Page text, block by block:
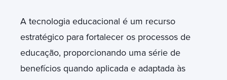
A tecnologia educacional é um recurso
estratégico para fortalecer os processos de
educação, proporcionando uma série de
benefícios quando aplicada e adaptada às